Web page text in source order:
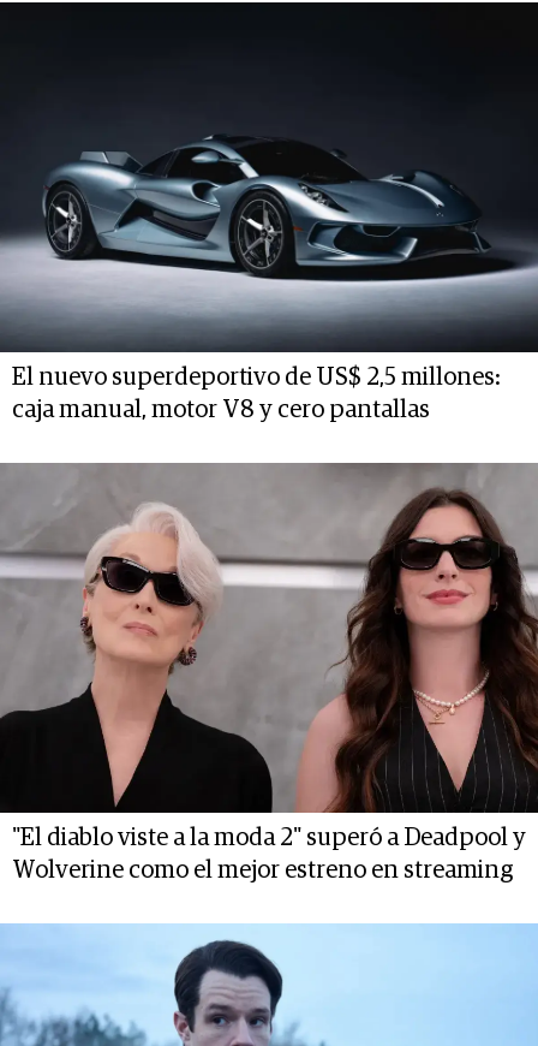
El nuevo superdeportivo de US$ 2,5 millones:
caja manual, motor V8 y cero pantallas
"El diablo viste a la moda 2" superó a Deadpool y
Wolverine como el mejor estreno en streaming